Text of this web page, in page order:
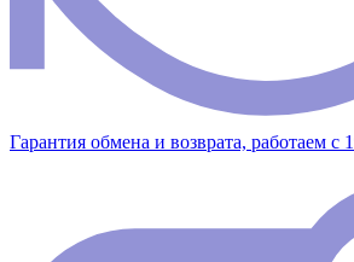
Гарантия обмена и возврата, работаем с